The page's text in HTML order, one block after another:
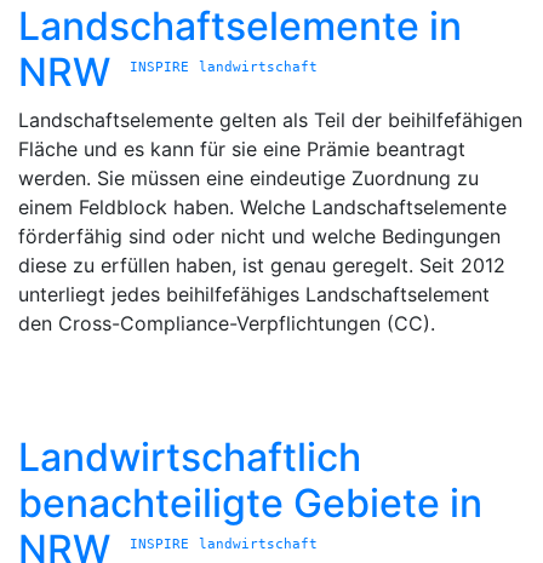
Landschaftselemente in
NRW
INSPIRE landwirtschaft
Landschaftselemente gelten als Teil der beihilfefähigen
Fläche und es kann für sie eine Prämie beantragt
werden. Sie müssen eine eindeutige Zuordnung zu
einem Feldblock haben. Welche Landschaftselemente
förderfähig sind oder nicht und welche Bedingungen
diese zu erfüllen haben, ist genau geregelt. Seit 2012
unterliegt jedes beihilfefähiges Landschaftselement
den Cross-Compliance-Verpflichtungen (CC).
Landwirtschaftlich
benachteiligte Gebiete in
NRW
INSPIRE landwirtschaft